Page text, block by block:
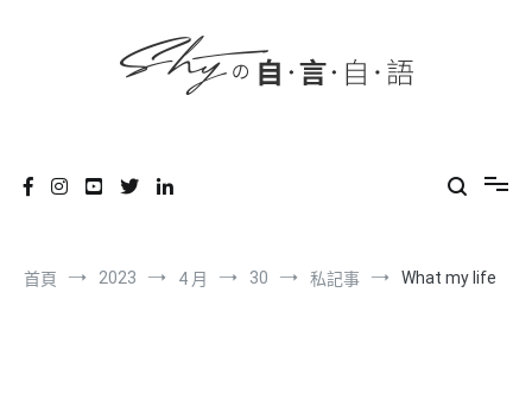
首頁 2023 4 月 30 私記事 What my life